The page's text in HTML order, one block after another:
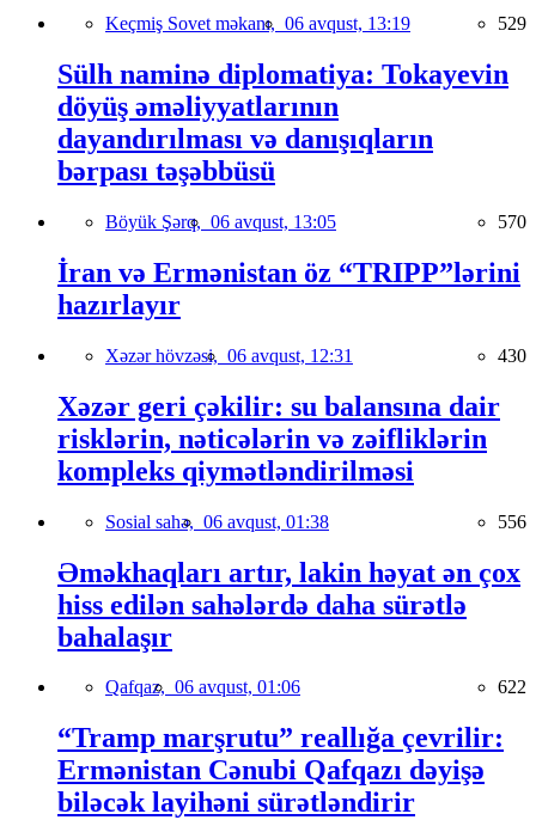
Keçmiş Sovet məkanı, 06 avqust, 13:19 529
Sülh naminə diplomatiya: Tokayevin
döyüş əməliyyatlarının
dayandırılması və danışıqların
bərpası təşəbbüsü
Böyük Şərq, 06 avqust, 13:05 570
İran və Ermənistan öz “TRIPP”lərini
hazırlayır
Xəzər hövzəsi, 06 avqust, 12:31 430
Xəzər geri çəkilir: su balansına dair
risklərin, nəticələrin və zəifliklərin
kompleks qiymətləndirilməsi
Sosial sahə, 06 avqust, 01:38 556
Əməkhaqları artır, lakin həyat ən çox
hiss edilən sahələrdə daha sürətlə
bahalaşır
Qafqaz, 06 avqust, 01:06 622
“Tramp marşrutu” reallığa çevrilir:
Ermənistan Cənubi Qafqazı dəyişə
biləcək layihəni sürətləndirir